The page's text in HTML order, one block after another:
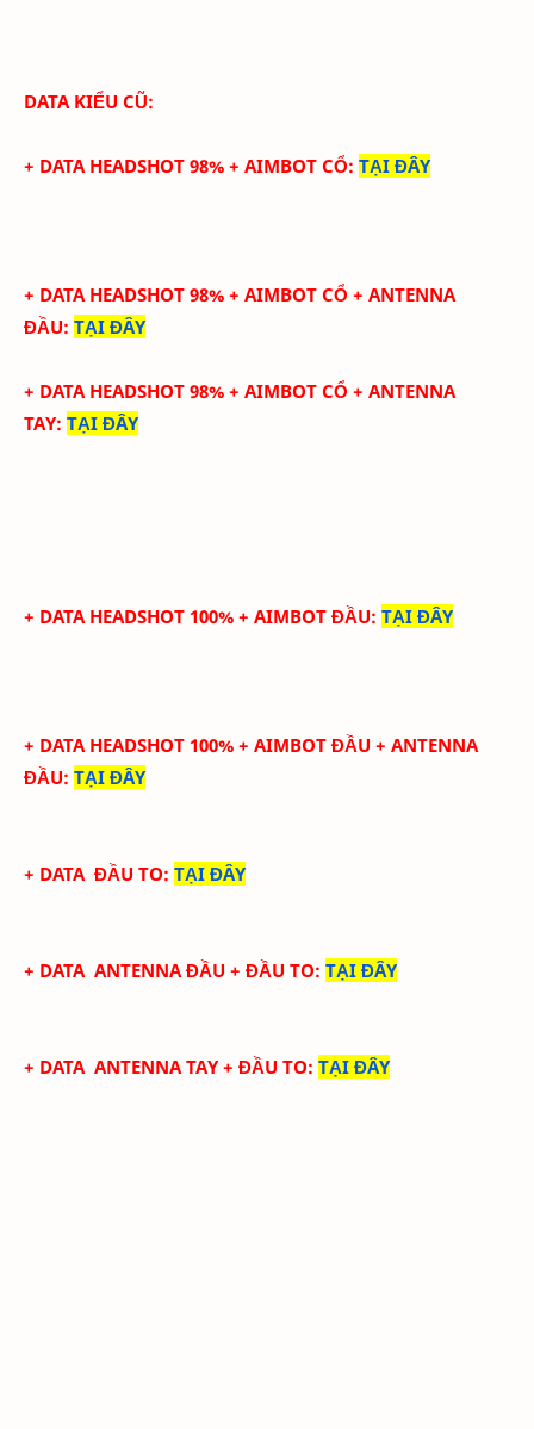
DATA KIỂU CŨ:
+ DATA HEADSHOT 98% + AIMBOT CỔ: TẠI ĐÂY
+ DATA HEADSHOT 98% + AIMBOT CỔ + ANTENNA
ĐẦU: TẠI ĐÂY
+ DATA HEADSHOT 98% + AIMBOT CỔ + ANTENNA
TAY: TẠI ĐÂY
+ DATA HEADSHOT 100% + AIMBOT ĐẦU: TẠI ĐÂY
+ DATA HEADSHOT 100% + AIMBOT ĐẦU + ANTENNA
ĐẦU: TẠI ĐÂY
+ DATA ĐẦU TO: TẠI ĐÂY
+ DATA ANTENNA ĐẦU + ĐẦU TO: TẠI ĐÂY
+ DATA ANTENNA TAY+ ĐẦU TO: TẠI ĐÂY